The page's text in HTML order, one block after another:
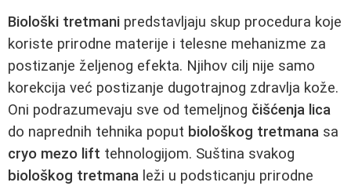
Biološki tretmani predstavljaju skup procedura koje
koriste prirodne materije i telesne mehanizme za
postizanje željenog efekta. Njihov cilj nije samo
korekcija već postizanje dugotrajnog zdravlja kože.
Oni podrazumevaju sve od temeljnog čišćenja lica
do naprednih tehnika poput biološkog tretmana sa
cryo mezo lift tehnologijom. Suština svakog
biološkog tretmana leži u podsticanju prirodne